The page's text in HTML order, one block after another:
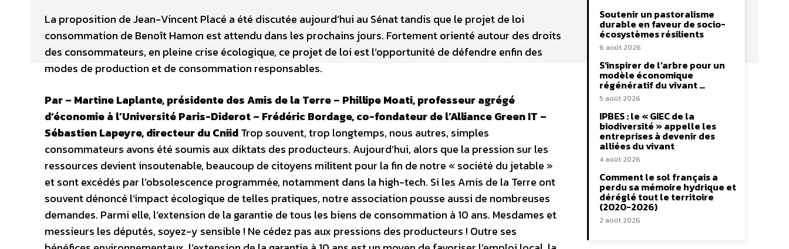
La proposition de Jean-Vincent Placé a été discutée aujourd’hui au Sénat tandis que le projet de loi
consommation de Benoît Hamon est attendu dans les prochains jours. Fortement orienté autour des droits
des consommateurs, en pleine crise écologique, ce projet de loi est l’opportunité de défendre enfin des
modes de production et de consommation responsables.
Par – Martine Laplante, présidente des Amis de la Terre – Phillipe Moati, professeur agrégé
d’économie à l’Université Paris-Diderot – Frédéric Bordage, co-fondateur de l’Alliance Green IT –
Sébastien Lapeyre, directeur du CniidTrop souvent, trop longtemps, nous autres, simples
consommateurs avons été soumis aux diktats des producteurs. Aujourd’hui, alors que la pression sur les
ressources devient insoutenable, beaucoup de citoyens militent pour la fin de notre « société du jetable »
et sont excédés par l’obsolescence programmée, notamment dans la high-tech. Si les Amis de la Terre ont
souvent dénoncé l’impact écologique de telles pratiques, notre association pousse aussi de nombreuses
demandes. Parmi elle, l’extension de la garantie de tous les biens de consommation à 10 ans. Mesdames et
messieurs les députés, soyez-y sensible ! Ne cédez pas aux pressions des producteurs ! Outre ses
Soutenir un pastoralisme
durable en faveur de socio-
écosystèmes résilients
6 août 2026
S’inspirer de l’arbre pour un
modèle économique
régénératif du vivant …
5 août 2026
IPBES : le « GIEC de la
biodiversité » appelle les
entreprises à devenir des
alliées du vivant
4 août 2026
Comment le sol français a
perdu sa mémoire hydrique et
déréglé tout le territoire
(2020-2026)
2 août 2026